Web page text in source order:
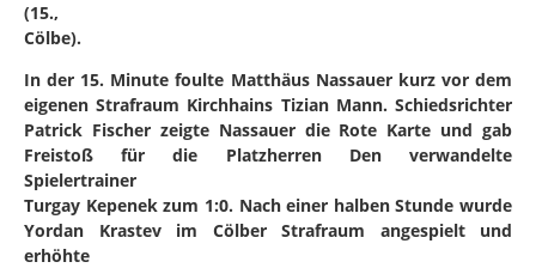
(15.,
Cölbe).
In der 15. Minute foulte Matthäus Nassauer kurz vor dem
eigenen Strafraum Kirchhains Tizian Mann. Schiedsrichter
Patrick Fischer zeigte Nassauer die Rote Karte und gab
Freistoß für die Platzherren Den verwandelte
Spielertrainer
Turgay Kepenek zum 1:0. Nach einer halben Stunde wurde
Yordan Krastev im Cölber Strafraum angespielt und
erhöhte